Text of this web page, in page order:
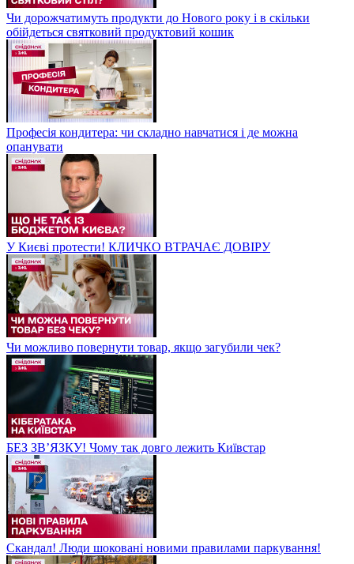
Чи дорожчатимуть продукти до Нового року і в скільки
обійдеться святковий продуктовий кошик
Професія кондитера: чи складно навчатися і де можна
опанувати
У Києві протести! КЛИЧКО ВТРАЧАЄ ДОВІРУ
Чи можливо повернути товар, якщо загубили чек?
БЕЗ ЗВʼЯЗКУ! Чому так довго лежить Київстар
Скандал! Люди шоковані новими правилами паркування!